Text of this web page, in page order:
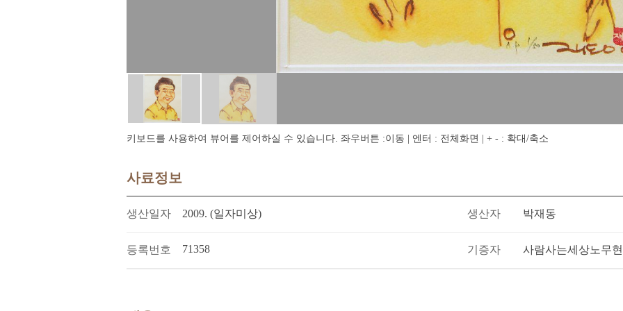
키보드를 사용하여 뷰어를 제어하실 수 있습니다. 좌우버튼 :이동 | 엔터 : 전체화면 | + - : 확대/축소
사료정보
생산일자 2009. (일자미상) 생산자 박재동
등록번호 71358 기증자 사람사는세상노무